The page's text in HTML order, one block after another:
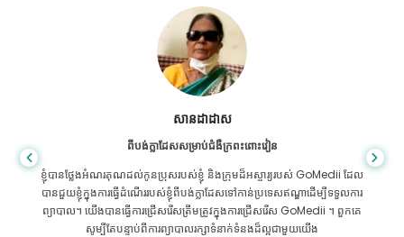
សានដាដាស
ពីបង់ក្លាដែសសម្រាប់ជំងឺក្រពះពោះវៀន
ខ្ញុំបានថ្លែងអំណរគុណដល់កូនប្រុសរបស់ខ្ញុំ និងក្រុមដ៏អស្ចារ្យរបស់ GoMedii ដែល
បានជួយខ្ញុំក្នុងការធ្វើដំណើររបស់ខ្ញុំពីបង់ក្លាដែសទៅកាន់ប្រទេសឥណ្ឌាដើម្បីទទួលការ
ព្យាបាល។ យើងបានធ្វើការជ្រើសរើសត្រឹមត្រូវក្នុងការជ្រើសរើស GoMedii ។ ពួកគេ
សូម្បីតែបន្ទាប់ពីការព្យាបាលរក្សាទំនាក់ទំនងដ៏ល្អជាមួយយើង